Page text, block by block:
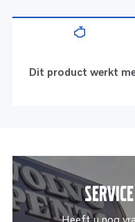
Dit product werkt
Heeft u nog